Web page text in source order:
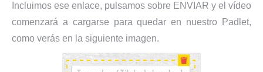
Incluimos ese enlace, pulsamos sobre ENVIAR y el vídeo
comenzará a cargarse para quedar en nuestro Padlet,
como verás en la siguiente imagen.